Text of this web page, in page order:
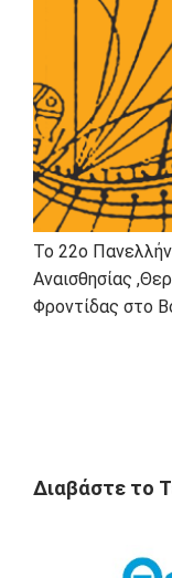
Το 22ο
Αναισθησίας
Φροντίδας στο
Διαβάστε το